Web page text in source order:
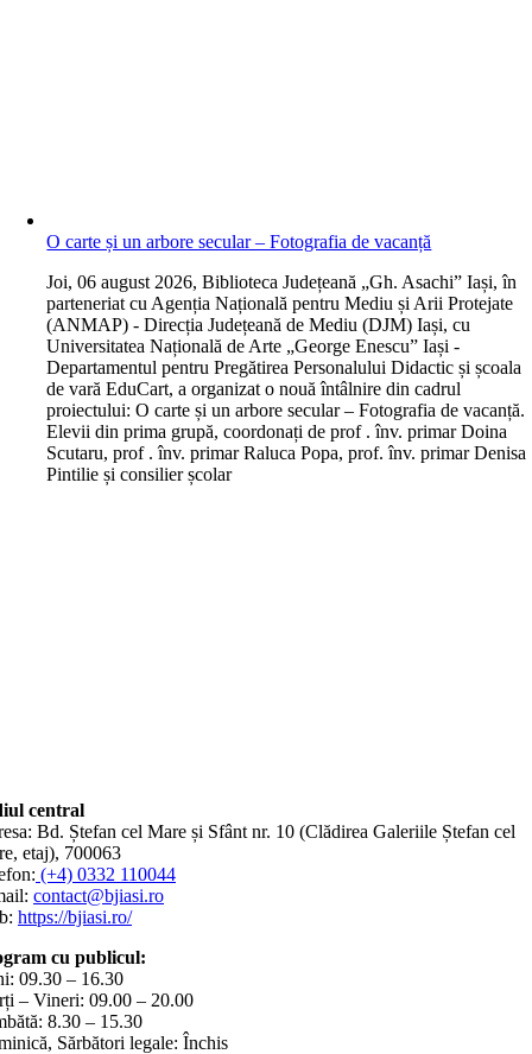
O carte și un arbore secular – Fotografia de vacanță
Joi, 06 august 2026, Biblioteca Județeană „Gh. Asachi” Iași, în
parteneriat cu Agenția Națională pentru Mediu și Arii Protejate
(ANMAP) - Direcția Județeană de Mediu (DJM) Iași, cu
Universitatea Națională de Arte „George Enescu” Iași -
Departamentul pentru Pregătirea Personalului Didactic și școala
de vară EduCart, a organizat o nouă întâlnire din cadrul
proiectului: O carte și un arbore secular – Fotografia de vacanță.
Elevii din prima grupă, coordonați de prof . înv. primar Doina
Scutaru, prof . înv. primar Raluca Popa, prof. înv. primar Denisa
Pintilie și consilier școlar
central
Bd. Ștefan cel Mare și Sfânt nr. 10 (Clădirea Galeriile Ștefan cel
etaj), 700063
(+4) 0332 110044
contact@bjiasi.ro
https://bjiasi.ro/
cu publicul:
09.30 – 16.30
– Vineri: 09.00 – 20.00
8.30 – 15.30
Sărbători legale: Închis